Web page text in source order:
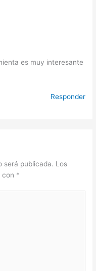
es muy interesante
Responder
será publicada. Los
con *